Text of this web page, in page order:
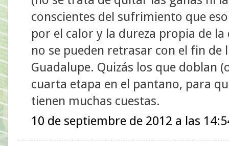
conscientes del sufrimiento que
por el calor y la dureza propia de
no se pueden retrasar con el fin de
Guadalupe. Quizás los que doblan
cuarta etapa en el pantano, para
tienen muchas cuestas.
10 de septiembre de 2012 a las